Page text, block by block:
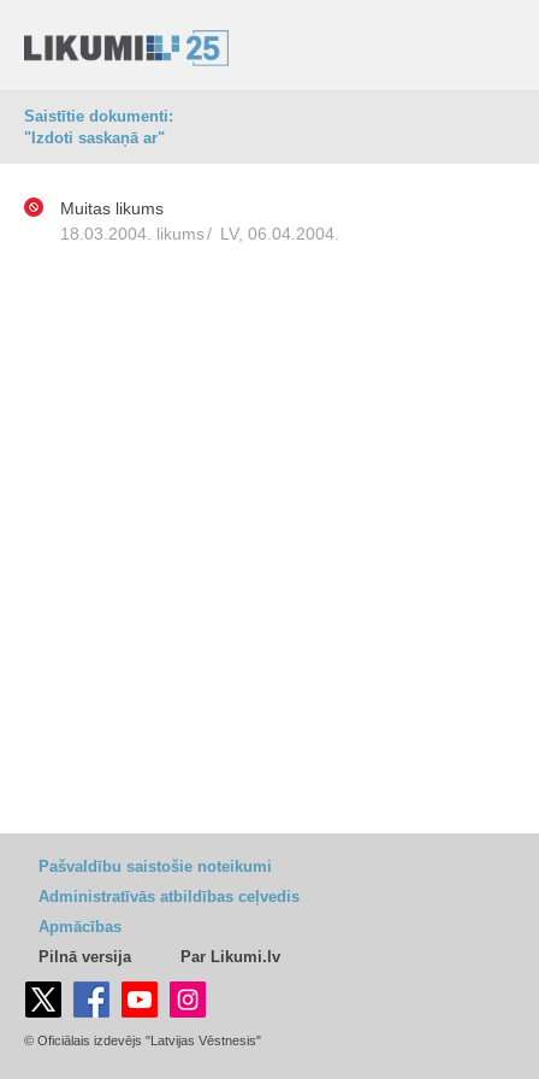
Saistītie dokumenti:
"Izdoti saskaņā ar"
Muitas likums
18.03.2004. likums/ LV, 06.04.2004.
Pašvaldību saistošie noteikumi
Administratīvās atbildības ceļvedis
Apmācības
Pilnā versija
Par Likumi.lv
© Oficiālais izdevējs "Latvijas Vēstnesis"